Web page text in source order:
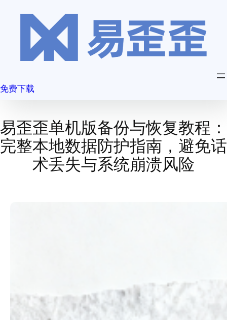
免费下载
易歪歪单机版备份与恢复教程：
完整本地数据防护指南，避免话
术丢失与系统崩溃风险